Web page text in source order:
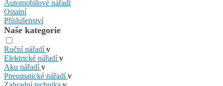
Automobilové nářadí
Ostatní
Příslušenství
Naše kategorie
Ruční nářadív
Elektrické nářadív
Aku nářadív
Pneumatické nářadív